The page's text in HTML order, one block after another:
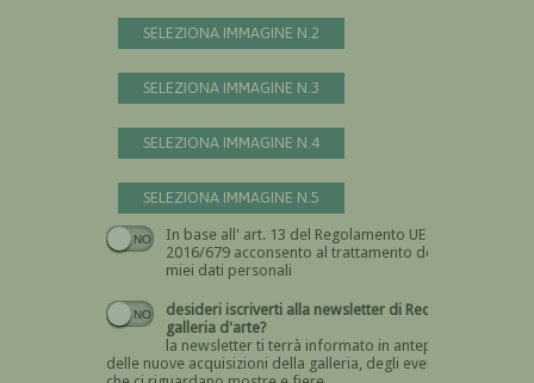
SELEZIONA IMMAGINE N.2
SELEZIONA IMMAGINE N.3
SELEZIONA IMMAGINE N.4
SELEZIONA IMMAGINE N.5
In base all' art. 13 del Regolamento UE n.
2016/679 acconsento al trattamento dei
miei dati personali
Devi dare il consenso
desideri iscriverti alla newsletter di Recta
galleria d'arte?
la newsletter ti terrà informato in anteprima
delle nuove acquisizioni della galleria, degli eventi